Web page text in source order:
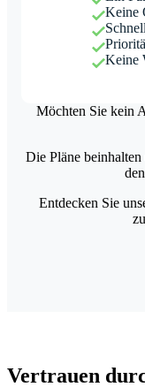
Keine
Keine
Möchten Sie kein
Die Pläne beinhalten
Entdecken Sie
Vertrauen